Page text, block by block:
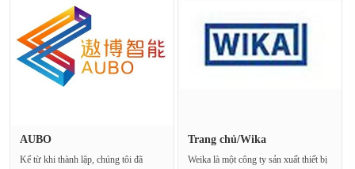
AUBO
Kể từ khi thành lập, chúng tôi đã
Trang chủ/Wika
Weika là một công ty sản xuất thiết bị